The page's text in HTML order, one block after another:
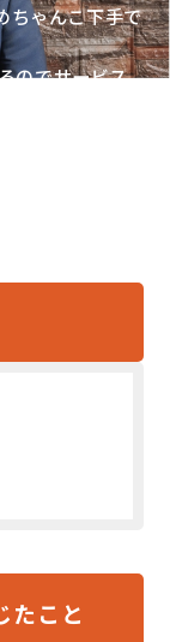
ちゃんこ下手で
のでサービス
たこと